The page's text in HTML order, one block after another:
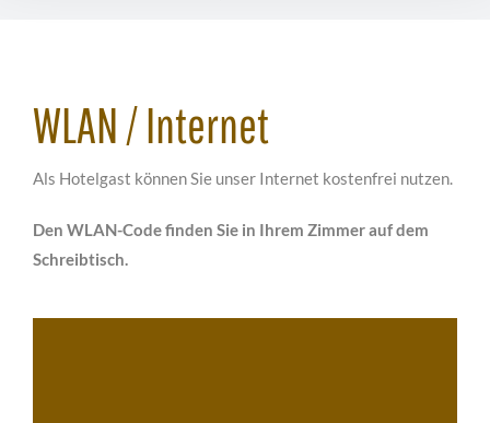
WLAN / Internet
Als Hotelgast können Sie unser Internet kostenfrei nutzen.
Den WLAN-Code finden Sie in Ihrem Zimmer auf dem
Schreibtisch.